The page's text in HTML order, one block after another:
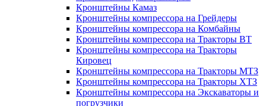
Кронштейны Камаз
Кронштейны компрессора на Грейдеры
Кронштейны компрессора на Комбайны
Кронштейны компрессора на Тракторы ВТ
Кронштейны компрессора на Тракторы
Кировец
Кронштейны компрессора на Тракторы МТЗ
Кронштейны компрессора на Тракторы ХТЗ
Кронштейны компрессора на Экскаваторы и
погрузчики